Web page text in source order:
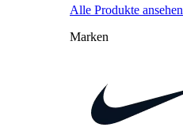
Alle Produkte ansehen
Marken